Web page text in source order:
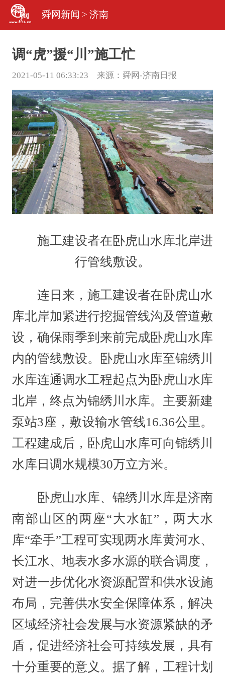
舜网新闻 > 济南
调“虎”援“川”施工忙
2021-05-11 06:33:23 来源： 舜网-济南日报
施工建设者在卧虎山水库北岸进
行管线敷设。
连日来，施工建设者在卧虎山水
库北岸加紧进行挖掘管线沟及管道敷
设，确保雨季到来前完成卧虎山水库
内的管线敷设。卧虎山水库至锦绣川
水库连通调水工程起点为卧虎山水库
北岸，终点为锦绣川水库。主要新建
泵站3座，敷设输水管线16.36公里。
工程建成后，卧虎山水库可向锦绣川
水库日调水规模30万立方米。
卧虎山水库、锦绣川水库是济南
南部山区的两座“大水缸”，两大水
库“牵手”工程可实现两水库黄河水、
长江水、地表水多水源的联合调度，
对进一步优化水资源配置和供水设施
布局，完善供水安全保障体系，解决
区域经济社会发展与水资源紧缺的矛
盾，促进经济社会可持续发展，具有
十分重要的意义。据了解，工程计划